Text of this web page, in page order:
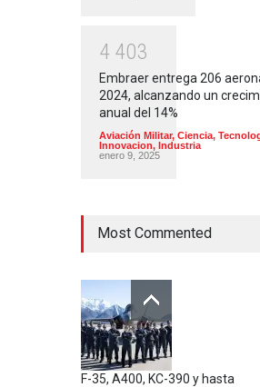
4 403
Embraer entrega 206
2024, alcanzando un
anual del 14%
Aviación Militar, Ciencia,
Innovacion, Industria
enero 9, 2025
Most Commented
F-35, A400, KC-390 y hasta